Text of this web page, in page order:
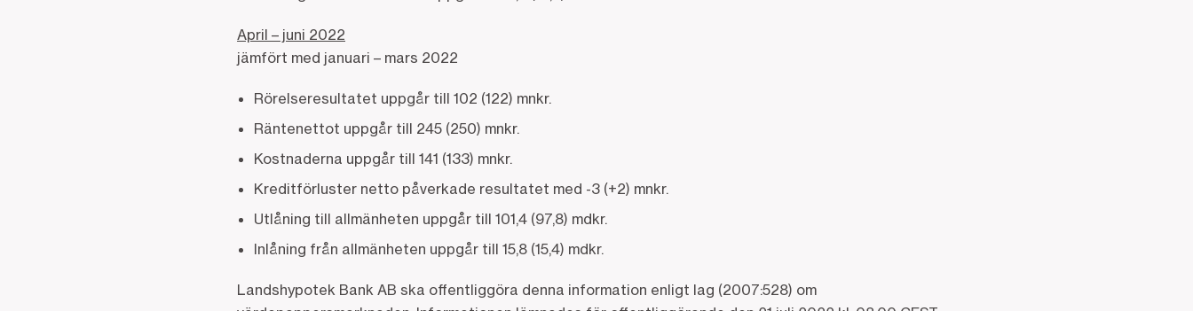
April – juni 2022
jämfört med januari – mars 2022
Rörelseresultatet uppgår till 102 (122) mnkr.
Räntenettot uppgår till 245 (250) mnkr.
Kostnaderna uppgår till 141 (133) mnkr.
Kreditförluster netto påverkade resultatet med -3 (+2) mnkr.
Utlåning till allmänheten uppgår till 101,4 (97,8) mdkr.
Inlåning från allmänheten uppgår till 15,8 (15,4) mdkr.
Landshypotek Bank AB ska offentliggöra denna information enligt lag (2007:528) om